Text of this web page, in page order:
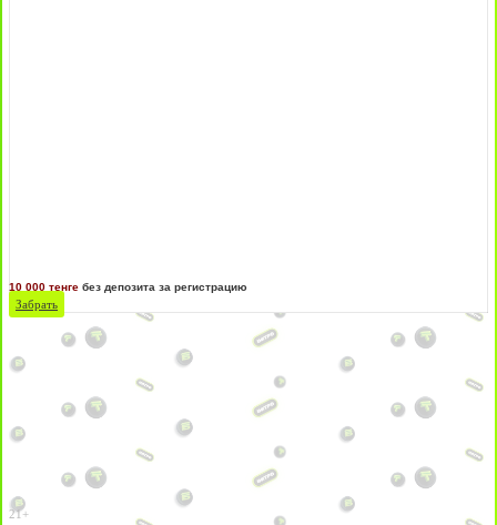
10 000 тенге без депозита за регистрацию
Забрать
21+